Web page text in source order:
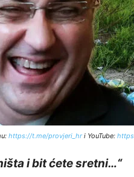
https://t.me/provjeri_hri YouTube:
i bit ćete sretni…“